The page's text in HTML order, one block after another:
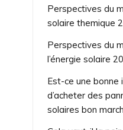
Perspectives du
solaire themique
Perspectives du
l’énergie solaire
Est-ce une bonne
d’acheter des
solaires bon